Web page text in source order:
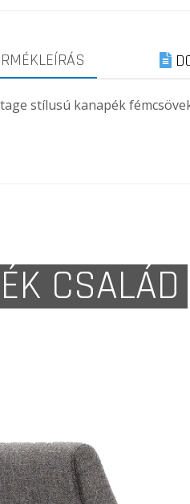
stílusú kanapék
CSALÁD